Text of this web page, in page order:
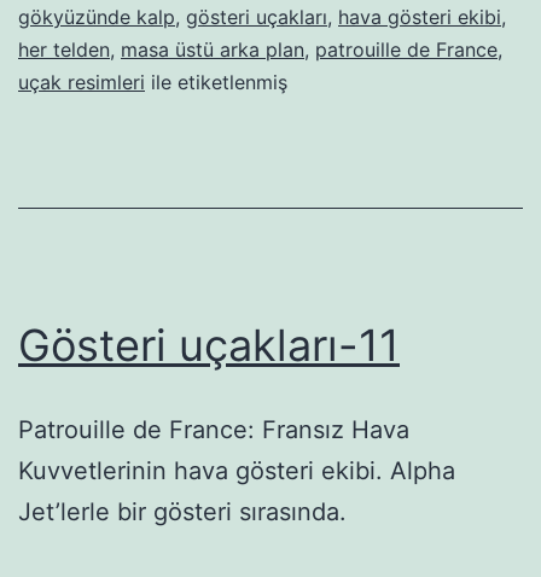
gökyüzünde kalp, gösteri uçakları, hava gösteri ekibi,
her telden, masa üstü arka plan, patrouille de France,
uçak resimleri ile etiketlenmiş
Gösteri uçakları-11
Patrouille de France: Fransız Hava
Kuvvetlerinin hava gösteri ekibi. Alpha
Jet’lerle bir gösteri sırasında.